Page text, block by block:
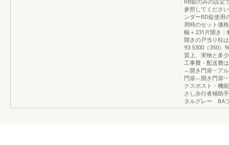
RB錠のみの設定
参照してくださ
ンダーRD錠使用
用時のセット価
幅＋231片開き：
開きの戸当り柱
93.5300（350）
質上、実物と多
工事費・配送費
︵開き門扉︶ア
門扉︵開き門扉
クスポスト・機
さし歩行者補助
タルグレー BA